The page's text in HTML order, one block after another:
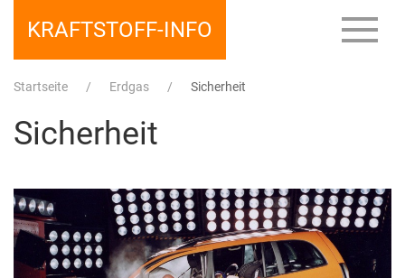
KRAFTSTOFF-INFO
Startseite Erdgas Sicherheit
Sicherheit